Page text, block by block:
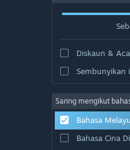
Diskaun &
Sembunyikan
Saring mengikut
Bahasa Melayu
Bahasa Cina